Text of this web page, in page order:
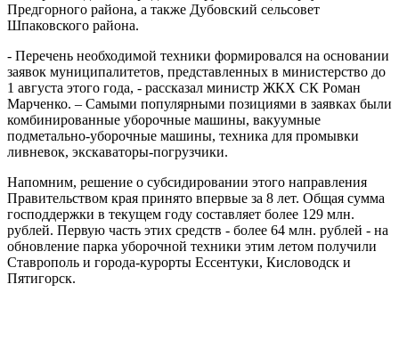
Предгорного района, а также Дубовский сельсовет
Шпаковского района.
- Перечень необходимой техники формировался на основании
заявок муниципалитетов, представленных в министерство до
1 августа этого года, - рассказал министр ЖКХ СК Роман
Марченко. – Самыми популярными позициями в заявках были
комбинированные уборочные машины, вакуумные
подметально-уборочные машины, техника для промывки
ливневок, экскаваторы-погрузчики.
Напомним, решение о субсидировании этого направления
Правительством края принято впервые за 8 лет. Общая сумма
господдержки в текущем году составляет более 129 млн.
рублей. Первую часть этих средств - более 64 млн. рублей - на
обновление парка уборочной техники этим летом получили
Ставрополь и города-курорты Ессентуки, Кисловодск и
Пятигорск.